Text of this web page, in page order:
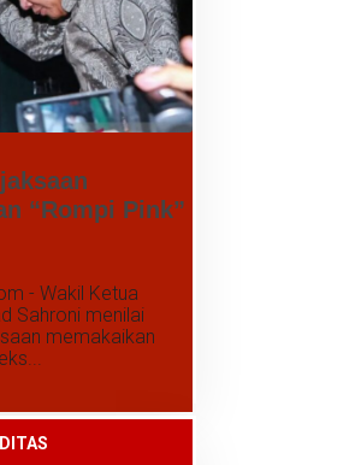
“Rompi Pink”
- Wakil Ketua
Sahroni menilai
memakaikan